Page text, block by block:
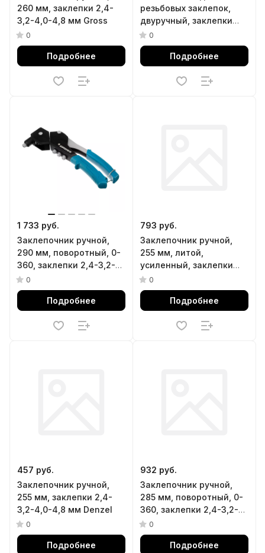
260 мм, заклепки 2,4-
3,2-4,0-4,8 мм Gross
0
Подробнее
резьбовых заклепок,
двуручный, заклепки
М3, М4, М5, М6, М8, М10,
M12 Denzel
0
Подробнее
1 733 руб.
Заклепочник ручной,
290 мм, поворотный, 0-
360, заклепки 2,4-3,2-
4,0-4,8 мм Gross
0
Подробнее
793 руб.
Заклепочник ручной,
255 мм, литой,
усиленный, заклепки
2,4-3,2-4,0-4,8 мм
Denzel
0
Подробнее
457 руб.
Заклепочник ручной,
255 мм, заклепки 2,4-
3,2-4,0-4,8 мм Denzel
0
Подробнее
932 руб.
Заклепочник ручной,
285 мм, поворотный, 0-
360, заклепки 2,4-3,2-
4,0-4,8 мм Denzel
0
Подробнее